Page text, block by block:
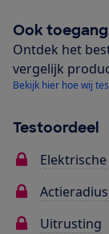
Ook
Ontdek het
vergelijk
Bekijk hier hoe wij
Testoordeel
Uitrusting